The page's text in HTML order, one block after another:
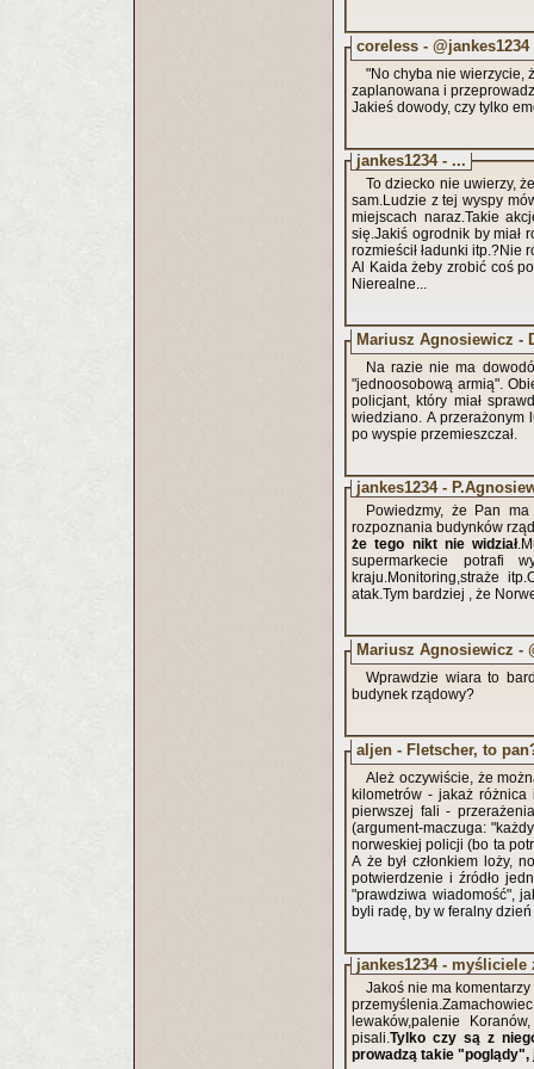
coreless - @jankes1234
"No chyba nie wierzycie,
zaplanowana i
Jakieś dowody, czy tylko
jankes1234 - ...
To dziecko nie uwierzy,
sam.Ludzie z tej wyspy
miejscach naraz.Takie
się.Jakiś ogrodnik by miał
rozmieścił ładunki itp.?Nie
Al Kaida żeby zrobić coś
Nierealne...
Mariusz Agnosiewicz -
Na razie nie ma
"jednoosobową armią".
policjant, który miał
wiedziano. A przerażonym
po wyspie przemieszczał.
jankes1234 -
Powiedzmy, że Pan
rozpoznania budynków
że tego nikt nie widział
supermarkecie potrafi
kraju.Monitoring,straże
atak.Tym bardziej , że
Mariusz Agnosiewicz -
Wprawdzie wiara to
budynek rządowy?
aljen - Fletscher, to
Ależ oczywiście, że
kilometrów - jakaż
pierwszej fali -
(argument-maczuga:
norweskiej policji (bo ta
A że był członkiem loży,
potwierdzenie i źródło
"prawdziwa wiadomość",
byli radę, by w feralny
jankes1234 -
Jakoś nie ma
lewaków,palenie
pisali.Tylko czy są z
prowadzą takie "poglądy",